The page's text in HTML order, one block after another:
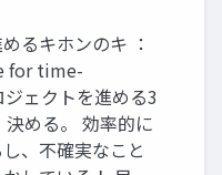
るキホンのキ ：
for time-
ェクトを進める3
める。 効率的に
、不確実なこと